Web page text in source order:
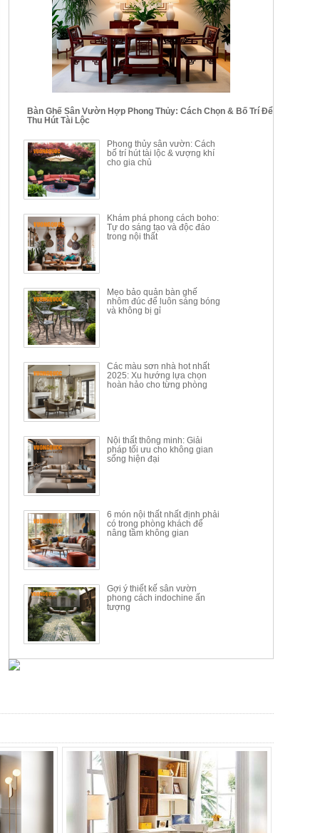
Mã sp: BT135
14.178.750đ
24.700.000đ
Mã sp: BT138.80
20.250.000đ
39.150.000đ
BỘ BÀN TRÀ GỖ PHONG
CÁCH MỚI KẾT HỢP KHAY
NHÚNG TRÀ YDX
Mã sp: BT150.46
17.617.500đ
34.100.000đ
BỘ BÀN GHẾ CAFE KIỂU
DÁNG ĐƠN GIẢN HIỆN ĐẠI
HOY8010
BÀN GHẾ TRANG ĐIỂM
THÔNG MINH HIỆN ĐẠI
TÍCH HỢP SẠC...
Mã sp: HH.BTD08
6.510.000đ
BỘ BÀN ĂN ĐẢO MẶT ĐÁ
PHIẾN AK3699
Bàn Ghế Sân Vườn Hợp Phong Thủy: Cách Chọn & Bố Trí Để
Thu Hút Tài Lộc
Phong thủy sân vườn: Cách
bố trí hút tài lộc & vượng khí
cho gia chủ
Khám phá phong cách boho:
Tự do sáng tạo và độc đáo
trong nội thất
Mẹo bảo quản bàn ghế
nhôm đúc để luôn sáng bóng
và không bị gỉ
Các màu sơn nhà hot nhất
2025: Xu hướng lựa chọn
hoàn hảo cho từng phòng
Nội thất thông minh: Giải
pháp tối ưu cho không gian
sống hiện đại
6 món nội thất nhất định phải
có trong phòng khách để
nâng tầm không gian
Gợi ý thiết kế sân vườn
phong cách indochine ấn
tượng